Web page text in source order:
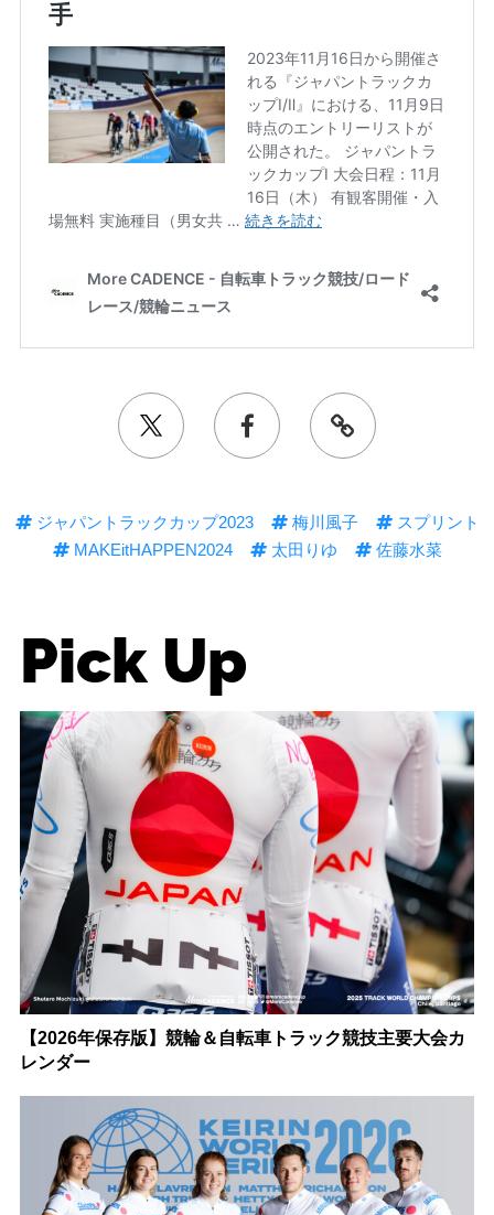
ジャパントラックカップ2023 梅川風子
スプリント
MAKEitHAPPEN2024
太田りゆ 佐藤水菜
Pick Up
【2026年保存版】競輪＆自転車トラック競技主要大会カ
レンダー